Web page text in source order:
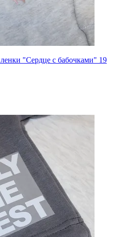
"Сердце с бабочками" 19